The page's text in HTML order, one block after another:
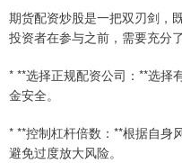
期货配资炒股是一把双刃剑，
投资者在参与之前，需要充分
* **选择正规配资公司：**选择
金安全。
* **控制杠杆倍数：**根据自身
避免过度放大风险。